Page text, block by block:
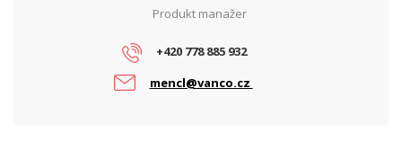
Produkt manažer
+420 778 885 932
mencl@vanco.cz